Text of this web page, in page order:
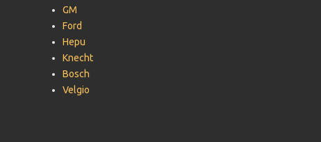
GM
Ford
Hepu
Knecht
Bosch
Velgio